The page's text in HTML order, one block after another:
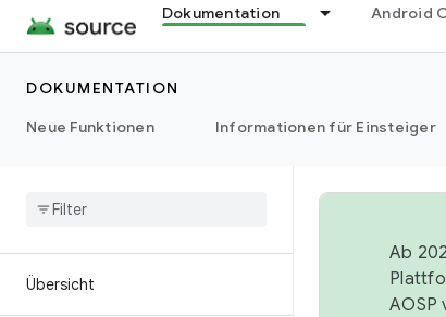
Dokumentation Android
DOKUMENTATION
Neue Funktionen
Informationen für Einsteiger
Übersicht
Ab
AOSP